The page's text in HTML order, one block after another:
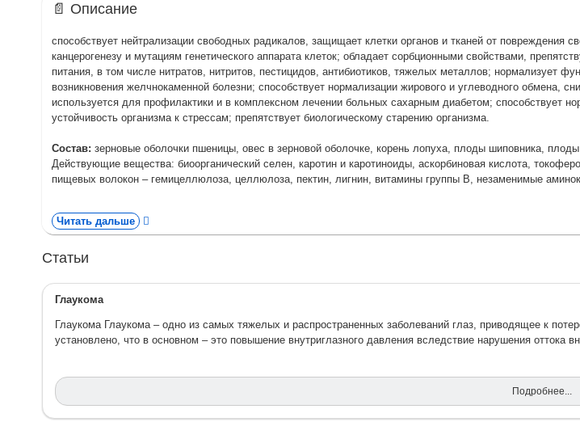
📄 Описание
способствует нейтрализации свободных радикалов, защищает клетки органов и тканей от повреждения
канцерогенезу и мутациям генетического аппарата клеток; обладает сорбционными свойствами,
питания, в том числе нитратов, нитритов, пестицидов, антибиотиков, тяжелых металлов; нормализует
возникновения желчнокаменной болезни; способствует нормализации жирового и углеводного обмена,
используется для профилактики и в комплексном лечении больных сахарным диабетом; способствует
устойчивость организма к стрессам; препятствует биологическому старению организма.
Состав:зерновые оболочки пшеницы, овес в зерновой оболочке, корень лопуха, плоды шиповника,
Действующие вещества: биоорганический селен, каротин и каротиноиды, аскорбиновая кислота,
пищевых волокон – гемицеллюлоза, целлюлоза, пектин, лигнин, витамины группы В, незаменимые
Читать дальше
Статьи
Глаукома
Глаукома Глаукома – одно из самых тяжелых и распространенных заболеваний глаз, приводящее к
установлено, что в основном – это повышение внутриглазного давления вследствие нарушения оттока
Подробнее...